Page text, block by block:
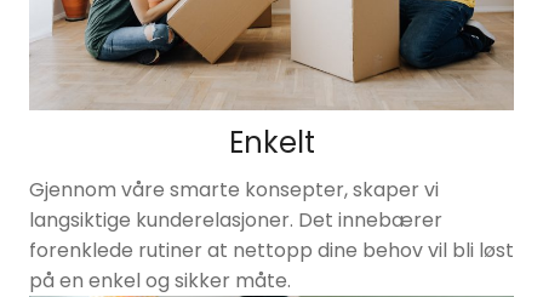
Enkelt
Gjennom våre smarte konsepter, skaper vi
langsiktige kunderelasjoner. Det innebærer
forenklede rutiner at nettopp dine behov vil bli løst
på en enkel og sikker måte.